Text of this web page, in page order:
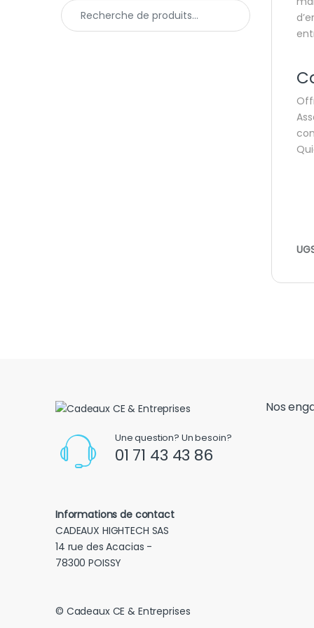
Recherche pour :
Une question? Un besoin?
01 71 43 43 86
Informations de contact
CADEAUX HIGHTECH SAS
14 rue des Acacias -
78300 POISSY
© Cadeaux CE & Entreprises
Nos